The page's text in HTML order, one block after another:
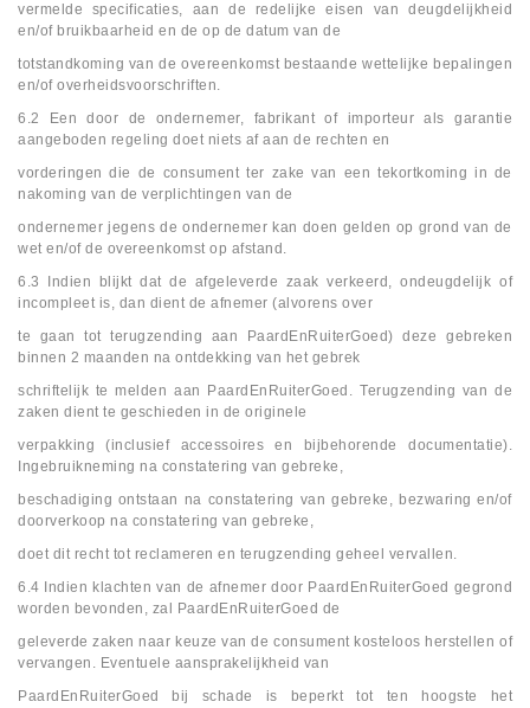
vermelde specificaties, aan de redelijke eisen van deugdelijkheid
en/of bruikbaarheid en de op de datum van de
totstandkoming van de overeenkomst bestaande wettelijke bepalingen
en/of overheidsvoorschriften.
6.2 Een door de ondernemer, fabrikant of importeur als garantie
aangeboden regeling doet niets af aan de rechten en
vorderingen die de consument ter zake van een tekortkoming in de
nakoming van de verplichtingen van de
ondernemer jegens de ondernemer kan doen gelden op grond van de
wet en/of de overeenkomst op afstand.
6.3 Indien blijkt dat de afgeleverde zaak verkeerd, ondeugdelijk of
incompleet is, dan dient de afnemer (alvorens over
te gaan tot terugzending aan PaardEnRuiterGoed) deze gebreken
binnen 2 maanden na ontdekking van het gebrek
schriftelijk te melden aan PaardEnRuiterGoed. Terugzending van de
zaken dient te geschieden in de originele
verpakking (inclusief accessoires en bijbehorende documentatie).
Ingebruikneming na constatering van gebreke,
beschadiging ontstaan na constatering van gebreke, bezwaring en/of
doorverkoop na constatering van gebreke,
doet dit recht tot reclameren en terugzending geheel vervallen.
6.4 Indien klachten van de afnemer door PaardEnRuiterGoed gegrond
worden bevonden, zal PaardEnRuiterGoed de
geleverde zaken naar keuze van de consument kosteloos herstellen of
vervangen. Eventuele aansprakelijkheid van
PaardEnRuiterGoed bij schade is beperkt tot ten hoogste het